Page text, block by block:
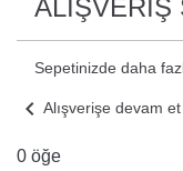
ALIŞVERIŞ
Sepetinizde daha
chevron_left Alışverişe devam et
0 öğe